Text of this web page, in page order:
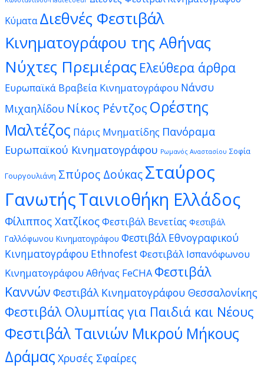
Κύματα Διεθνές Φεστιβάλ
Κινηματογράφου της Αθήνας
Νύχτες Πρεμιέρας Ελεύθερα άρθρα
Ευρωπαϊκά Βραβεία Κινηματογράφου Νάνσυ
Μιχαηλίδου Νίκος Ρέντζος Ορέστης
Μαλτέζος Πάρις Μνηματίδης Πανόραμα
Ευρωπαϊκού Κινηματογράφου Ρωμανός Αναστασίου Σοφία
Γουργουλιάνη Σπύρος ΔούκαςΣταύρος
ΓανωτήςΤαινιοθήκη Ελλάδος
Φίλιππος ΧατζίκοςΦεστιβάλ Βενετίας Φεστιβάλ
Γαλλόφωνου Κινηματογράφου Φεστιβάλ Εθνογραφικού
Κινηματογράφου Ethnofest Φεστιβάλ Ισπανόφωνου
Κινηματογράφου Αθήνας FeCHA Φεστιβάλ
Καννών Φεστιβάλ Κινηματογράφου Θεσσαλονίκης
Φεστιβάλ Ολυμπίας για Παιδιά και Νέους
Φεστιβάλ Ταινιών Μικρού Μήκους
Δράμας Χρυσές Σφαίρες